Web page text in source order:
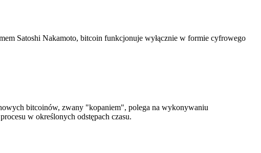
Satoshi Nakamoto, bitcoin funkcjonuje wyłącznie w formie cyfrowego
bitcoinów, zwany "kopaniem", polega na wykonywaniu
w określonych odstępach czasu.